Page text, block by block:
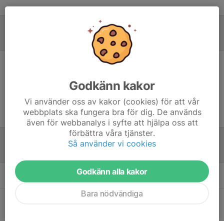
Öppna tabell här (nytt fönster)
Godkänn kakor
Vi använder oss av kakor (cookies) för att vår
webbplats ska fungera bra för dig. De används
även för webbanalys i syfte att hjälpa oss att
förbättra våra tjänster.
Så använder vi cookies
Godkänn alla kakor
Bara nödvändiga